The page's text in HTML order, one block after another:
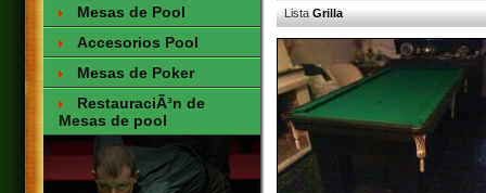
Mesas de Pool
Accesorios Pool
Mesas de Poker
RestauraciÃ³n de
Mesas de pool
ListaGrilla